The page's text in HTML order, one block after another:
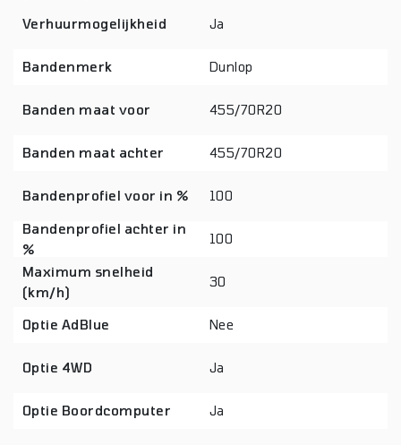
Verhuurmogelijkheid Ja
Bandenmerk Dunlop
Banden maat voor 455/70R20
Banden maat achter 455/70R20
Bandenprofiel voor in % 100
Bandenprofiel achter in
%
100
Maximum snelheid
(km/h)
30
Optie AdBlue Nee
Optie 4WD Ja
Optie Boordcomputer Ja